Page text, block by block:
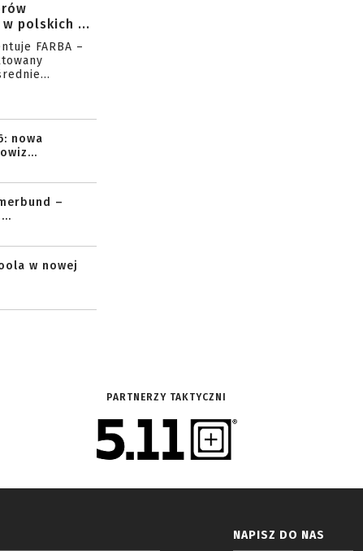
polskich ...
FARBA –
nowa
–
w nowej
PARTNERZY TAKTYCZNI
NAPISZ DO NAS